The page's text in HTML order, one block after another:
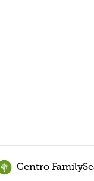
Centro